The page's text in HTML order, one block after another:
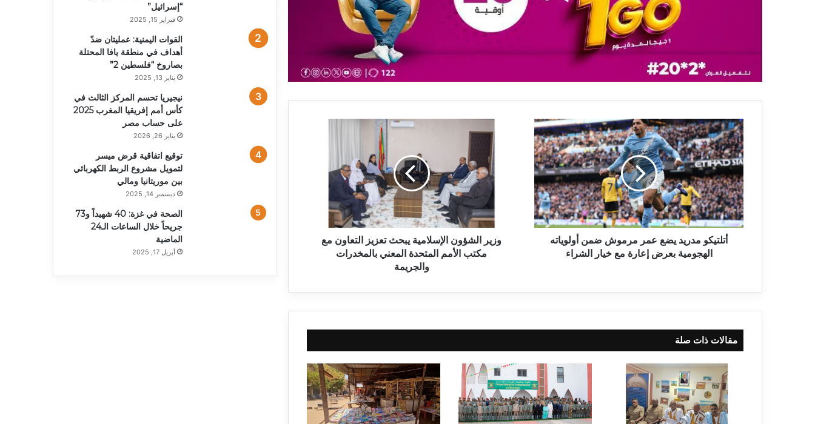
أتلتيكو مدريد يضع عمر مرموش ضمن أولوياته
الهجومية بعرض إعارة مع خيار الشراء
وزير الشؤون الإسلامية يبحث تعزيز التعاون مع
مكتب الأمم المتحدة المعني بالمخدرات
والجريمة
مقالات ذات صلة
“إسرائيل”
فبراير 15, 2025
القوات اليمنية: عمليتان ضدّ
أهداف في منطقة يافا المحتلة
بصاروخ “فلسطين 2”
يناير 13, 2025
نيجيريا تحسم المركز الثالث في
كأس أمم إفريقيا المغرب 2025
على حساب مصر
يناير 26, 2026
توقيع اتفاقية قرض ميسر
لتمويل مشروع الربط الكهربائي
بين موريتانيا ومالي
ديسمبر 14, 2025
الصحة في غزة: 40 شهيداً و73
جريحاً خلال الساعات الـ24
الماضية
أبريل 17, 2025